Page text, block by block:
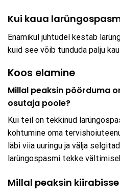
Kui kaua
Enamikul juhtudel kestab
kuid see võib tunduda palju
Koos elamine
Millal peaksin pöörduma
osutaja poole?
Kui teil on tekkinud
kohtumine oma
läbi viia uuringu ja välja
larüngospasmi tekke
Millal peaksin